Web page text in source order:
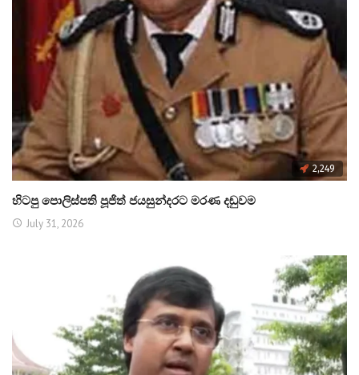
2,249
හිටපු පොලිස්පති පූජිත් ජයසුන්දරට මරණ දඬුවම
July 31, 2026